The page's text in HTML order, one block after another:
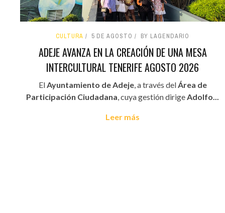
CULTURA 5 DE AGOSTO BY LAGENDARIO
ADEJE AVANZA EN LA CREACIÓN DE UNA MESA
INTERCULTURAL TENERIFE AGOSTO 2026
ElAyuntamiento de Adeje, a través delÁrea de
Participación Ciudadana, cuya gestión dirigeAdolfo...
Leer más